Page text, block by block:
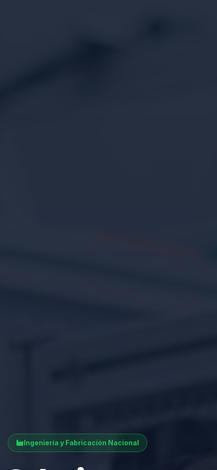
Ingeniería y Fabricación Nacional